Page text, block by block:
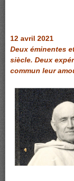
12 avril 2021
Deux éminentes
siècle. Deux
commun leur